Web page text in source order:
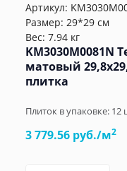
Артикул:
Размер: 29*29 см
Вес: 7.94 кг
KM3030M0081N
матовый
плитка
Плиток в упаковке: 12
3 779.56 руб./м2